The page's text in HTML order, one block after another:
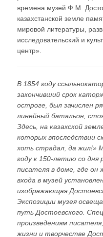
времена музей Ф.М.
казахстанской земле
мировой литературы,
исследовательский и
центр».
В 1854 году
закончивший срок
остроге, был зачислен
линейный батальон,
Здесь, на казахской
которых впоследствии
хоть страдал, да жил!»
году к 150-летию со дня
писателя в доме, где он
входа в музей
изображающая
Экспозиции музея
путь Достоевского.
произведениям
жизни и творчестве